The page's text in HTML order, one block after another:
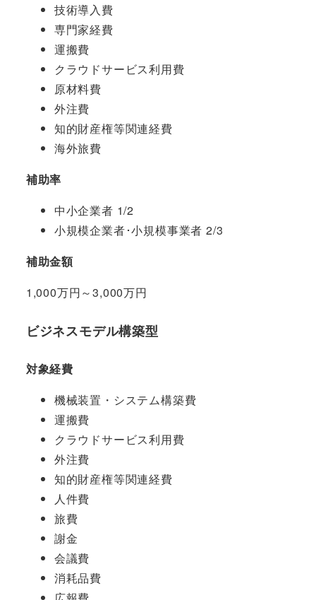
技術導入費
専門家経費
運搬費
クラウドサービス利用費
原材料費
外注費
知的財産権等関連経費
海外旅費
補助率
中小企業者 1/2
小規模企業者･小規模事業者 2/3
補助金額
1,000万円～3,000万円
ビジネスモデル構築型
対象経費
機械装置・システム構築費
運搬費
クラウドサービス利用費
外注費
知的財産権等関連経費
人件費
旅費
謝金
会議費
消耗品費